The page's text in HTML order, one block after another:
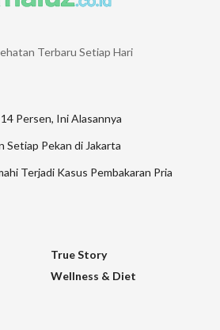
Terbaru Setiap Hari
Persen, Ini Alasannya
Setiap Pekan di Jakarta
Terjadi Kasus Pembakaran Pria
True Story
Wellness & Diet